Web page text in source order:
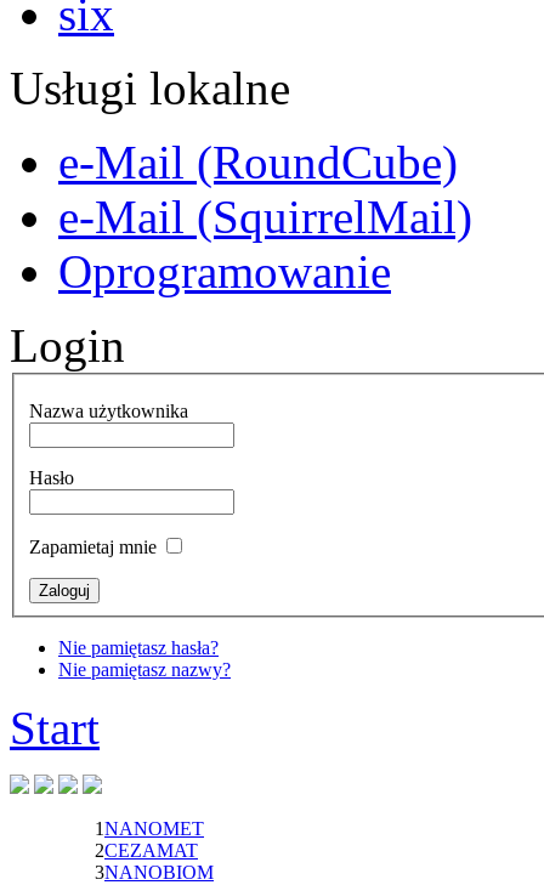
Usługi lokalne
e-Mail (RoundCube)
e-Mail (SquirrelMail)
Oprogramowanie
Login
Nazwa użytkownika
Hasło
Zapamietaj mnie
Nie pamiętasz hasła?
Nie pamiętasz nazwy?
Start
1NANOMET
2CEZAMAT
3NANOBIOM